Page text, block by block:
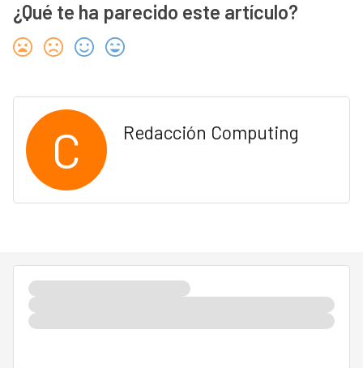
¿Qué te ha parecido este artículo?
C Redacción Computing